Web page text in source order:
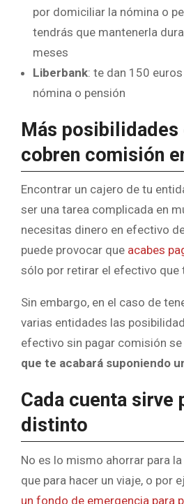
por domiciliar la nómina o
tendrás que mantenerla
meses
Liberbank: te dan 150
nómina o pensión
Más posibilidades
cobren comisión
Encontrar un cajero de tu
ser una tarea complicada en
necesitas dinero en efectivo
puede provocar que acabes
sólo por retirar el efectivo que
Sin embargo, en el caso de
varias entidades las
efectivo sin pagar comisión
que te acabará suponiendo
Cada cuenta sirve
distinto
No es lo mismo ahorrar para
que para hacer un viaje, o por
un fondo de emergencia para